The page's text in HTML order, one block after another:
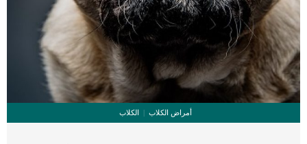
أمراض الكلاب الكلاب